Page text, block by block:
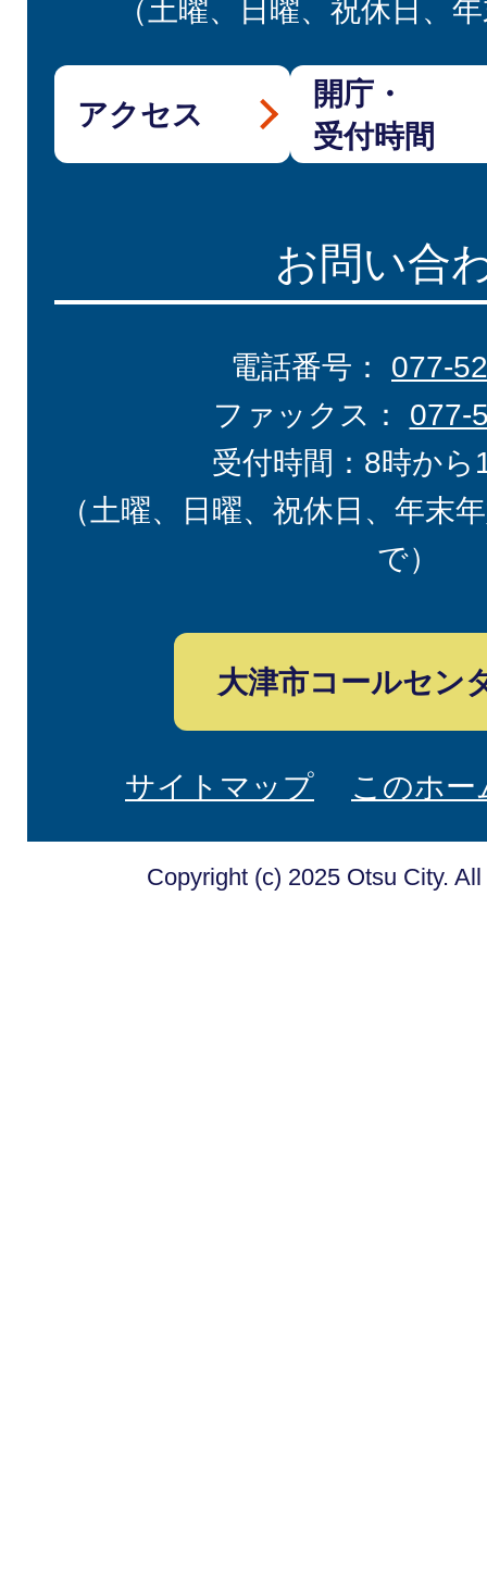
（土曜、日曜、祝休日、
アクセス
開庁・
受付時間
お問い合
電話番号： 077-
ファックス： 077-
受付時間：8時から
（土曜、日曜、祝休日、年末
で）
大津市コールセン
サイトマップ このホ
Copyright (c) 2025 Otsu City.